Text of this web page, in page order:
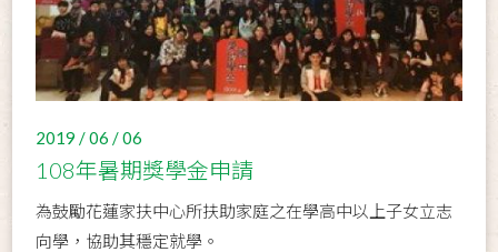
2019 / 06 / 06
108年暑期獎學金申請
為鼓勵花蓮家扶中心所扶助家庭之在學高中以上子女立志
向學，協助其穩定就學。